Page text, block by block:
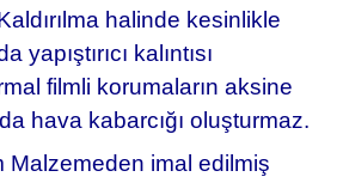
halinde kesinlikle
yapıştırıcı kalıntısı
filmli korumaların aksine
hava kabarcığı oluşturmaz.
Malzemeden imal edilmiş